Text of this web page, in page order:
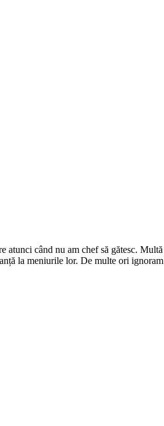
când nu am chef să gătesc.
la meniurile lor. De multe ori